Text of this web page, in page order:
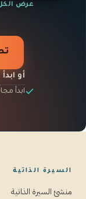
عرض
أو
ابدأ
السيرة الذاتية
منشئ السيرة الذاتية